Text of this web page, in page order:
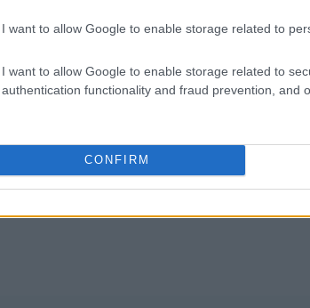
I want to allow Google to enable storage related to
I want to allow Google to enable storage related to
authentication functionality and fraud prevention, and
CONFIRM